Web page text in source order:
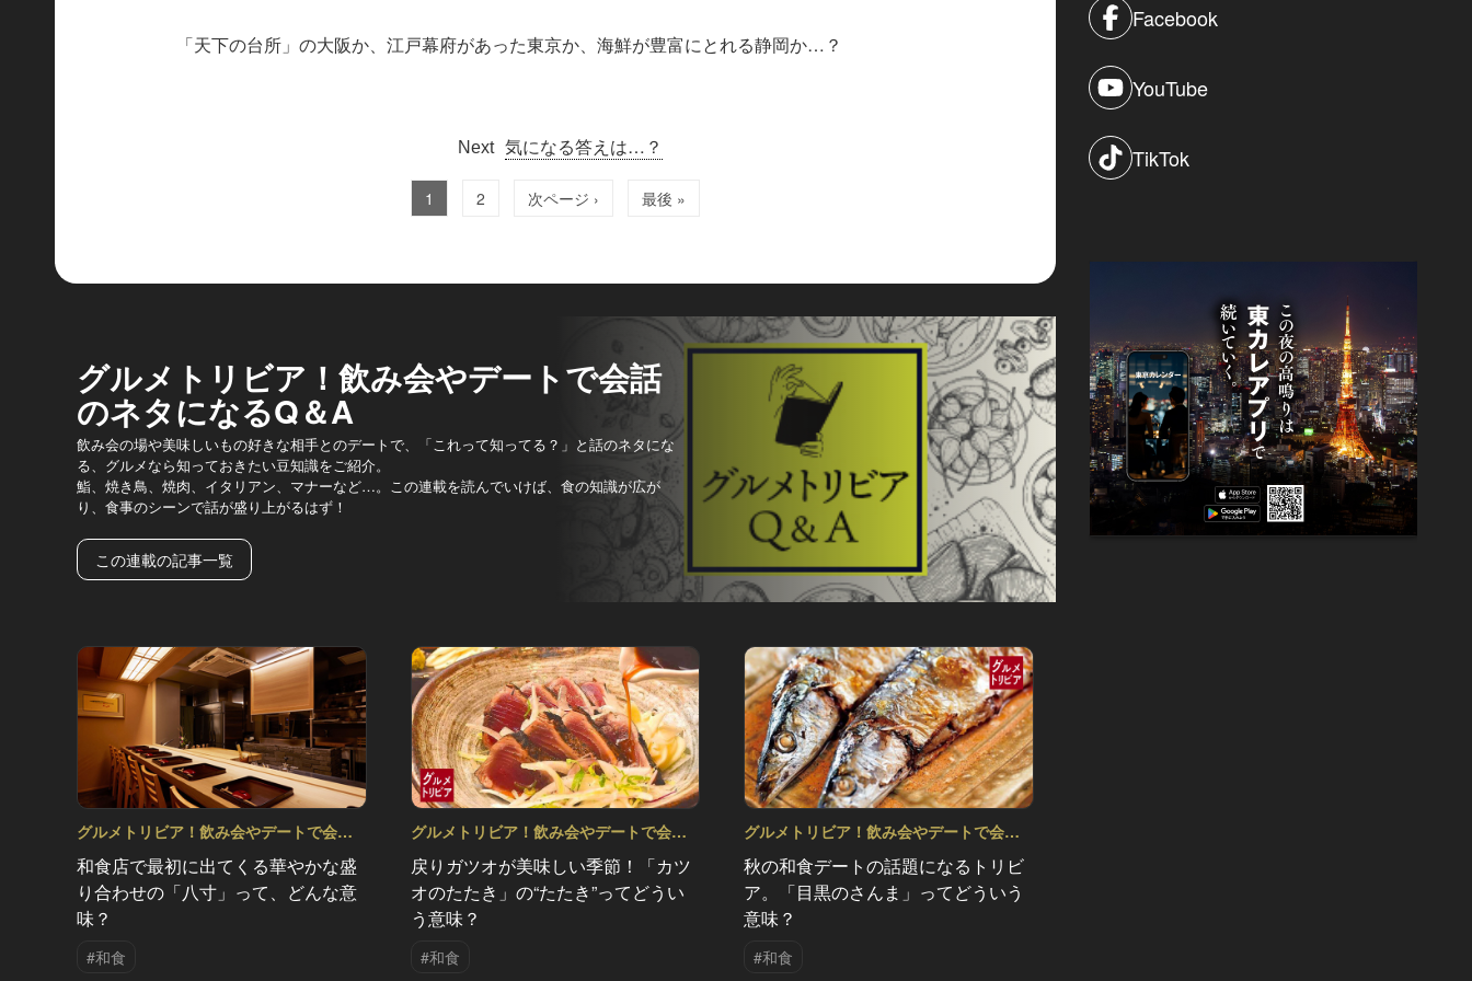
「天下の台所」の大阪か、江戸幕府があった東京か、海鮮が豊富にとれる静岡か…？
気になる答えは…？
1 2 次ページ › 最後 »
グルメトリビア！飲み会やデートで会話
のネタになるQ＆A
飲み会の場や美味しいもの好きな相手とのデートで、「これって知ってる？」と話のネタにな
る、グルメなら知っておきたい豆知識をご紹介。
鮨、焼き鳥、焼肉、イタリアン、マナーなど…。この連載を読んでいけば、食の知識が広が
り、食事のシーンで話が盛り上がるはず！
この連載の記事一覧
グルメトリビア！飲み会やデートで会話
のネタになるQ＆A Vol.16
和食店で最初に出てくる華やかな盛
り合わせの「八寸」って、どんな意
味？
#和食
グルメトリビア！飲み会やデートで会話
のネタになるQ＆A Vol.15
戻りガツオが美味しい季節！「カツ
オのたたき」の“たたき”ってどうい
う意味？
#和食
グルメトリビア！飲み会やデートで会話
のネタになるQ＆A Vol.14
秋の和食デートの話題になるトリビ
ア。「目黒のさんま」ってどういう
意味？
#和食
Facebook
YouTube
TikTok